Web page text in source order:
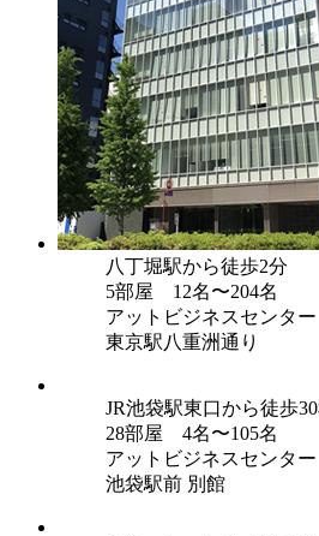
八丁堀駅から徒歩2分
5部屋 12名〜204名
アットビジネスセンター
東京駅八重洲通り
JR池袋駅東口から徒歩
28部屋 4名〜105名
アットビジネスセンター
池袋駅前 別館